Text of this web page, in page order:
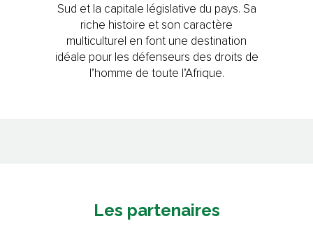
Sud et la capitale législative du pays. Sa
riche histoire et son caractère
multiculturel en font une destination
idéale pour les défenseurs des droits de
l’homme de toute l’Afrique.
Les partenaires